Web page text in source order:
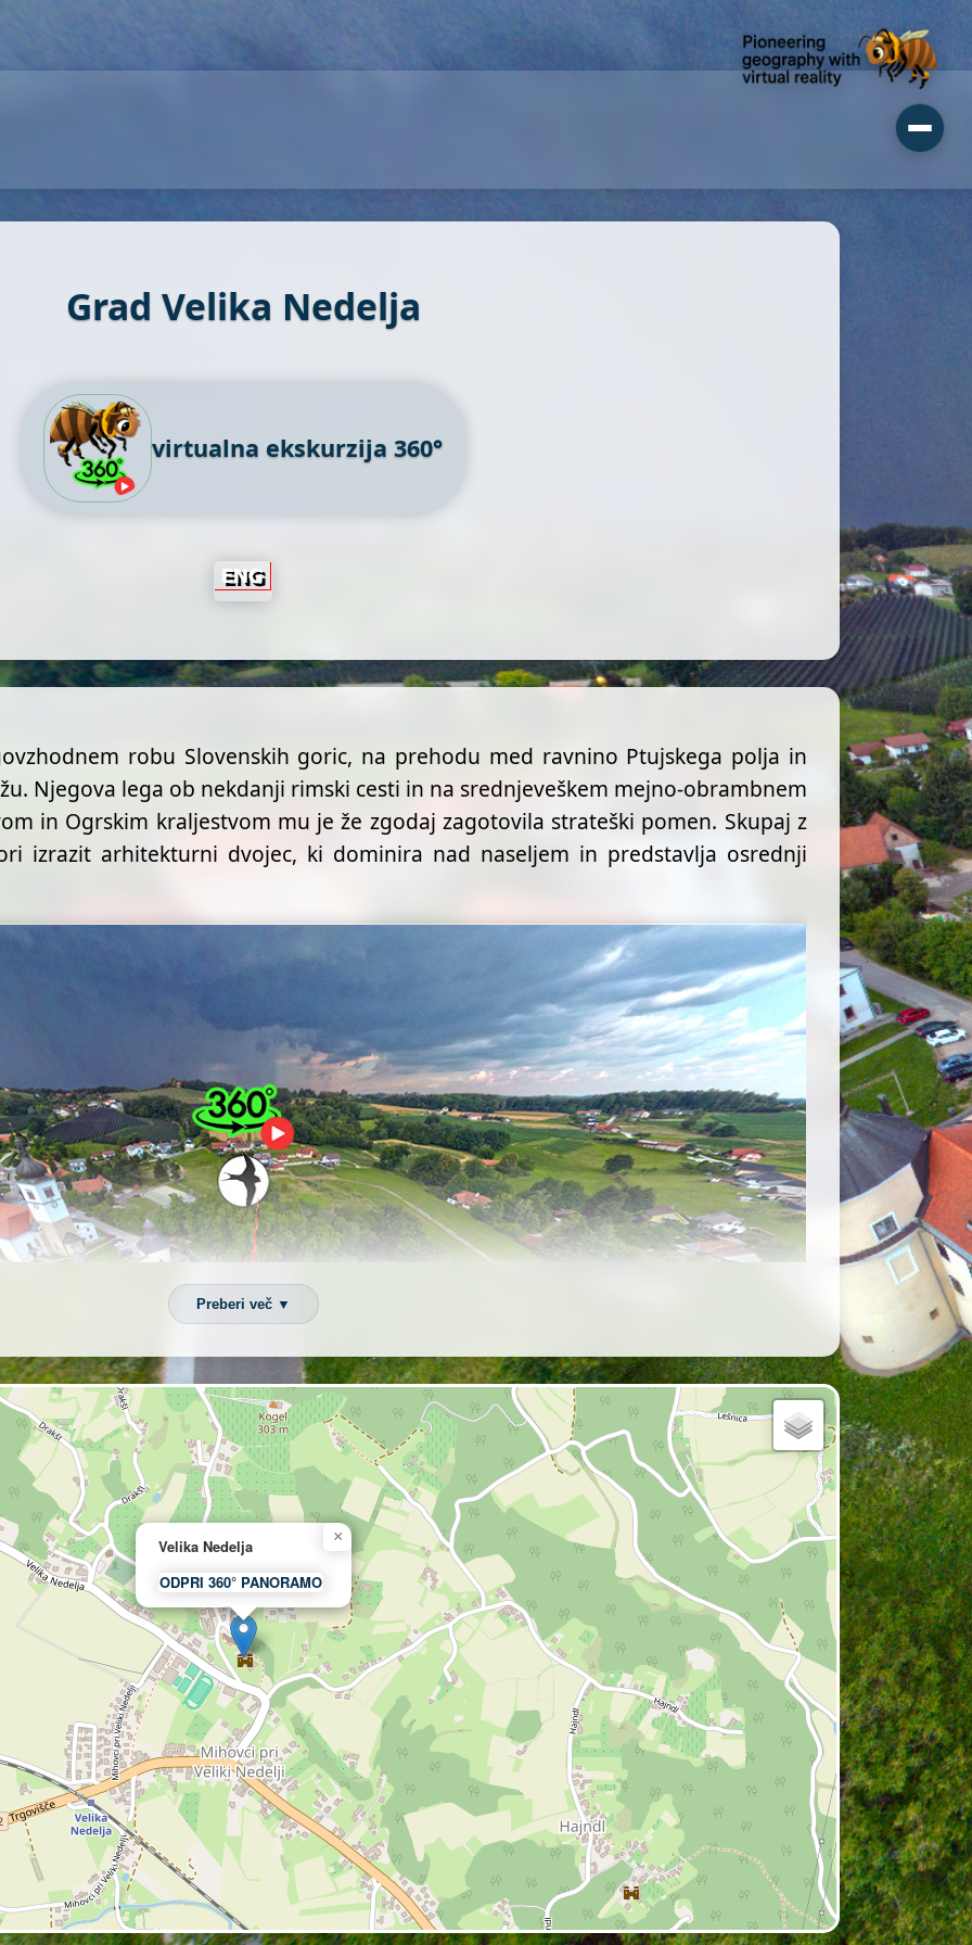
Grad Velika Nedelja
virtualna ekskurzija 360°
robu Slovenskih goric, na prehodu med ravnino Ptujskega polja in
Njegova lega ob nekdanji rimski cesti in na srednjeveškem mejno-obrambnem
in Ogrskim kraljestvom mu je že zgodaj zagotovila strateški pomen. Skupaj z
izrazit arhitekturni dvojec, ki dominira nad naseljem in predstavlja osrednji
viteškega reda. Prvič je izrecno omenjen leta 1273, vendar je njegova
po letu 1200, ko je Friderik Ptujski s pomočjo križnikov utrdil oblast na
tu vzpostavil obsežno zemljiško gospostvo, ustanovil hospital Device Marije in
vojaški obrambi, upravi posesti ter pastoralnemu delovanju. Srednjeveško
delu, renesančna zasnova pa prevladuje v celotni arhitekturi.
med letoma 1723 in 1730, ko je grad dobil svojo zgodnjobaročno podobo
in obrambnimi stolpi. Posebno vrednost imajo umetnostni elementi,
1400 ter grbovni relief komturja Marquarda von Eckha iz leta 1612.
cerkev sv. Trojice, ki je nastala na temelju nekdanje križniške cerkve.
a v njej so ohranjeni starejši gotski elementi, zlasti v prezbiteriju.
Preberi več ▼
Velika Nedelja
ODPRI 360° PANORAMO
×